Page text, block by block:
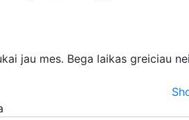
jau mes. Bega laikas greiciau